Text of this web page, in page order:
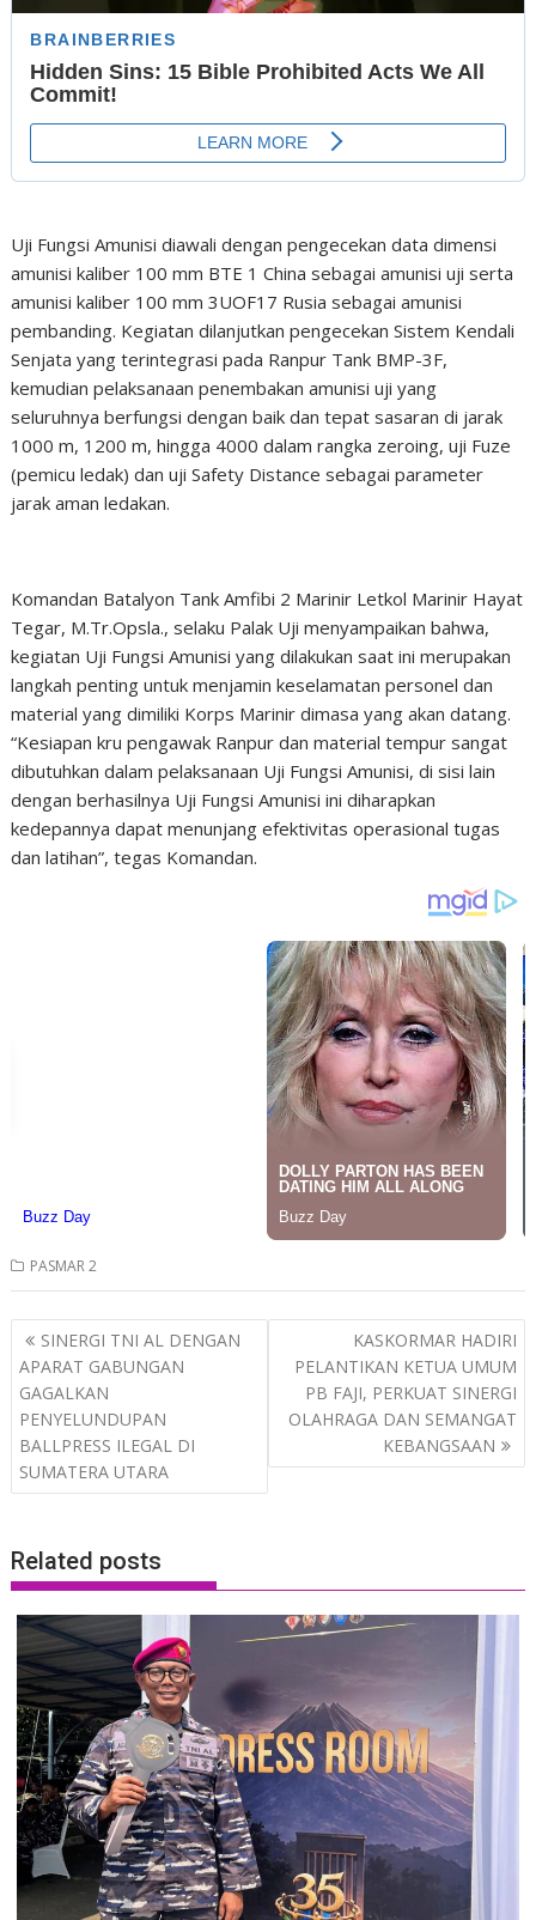
Uji Fungsi Amunisi diawali dengan pengecekan data dimensi
amunisi kaliber 100 mm BTE 1 China sebagai amunisi uji serta
amunisi kaliber 100 mm 3UOF17 Rusia sebagai amunisi
pembanding. Kegiatan dilanjutkan pengecekan Sistem Kendali
Senjata yang terintegrasi pada Ranpur Tank BMP-3F,
kemudian pelaksanaan penembakan amunisi uji yang
seluruhnya berfungsi dengan baik dan tepat sasaran di jarak
1000 m, 1200 m, hingga 4000 dalam rangka zeroing, uji Fuze
(pemicu ledak) dan uji Safety Distance sebagai parameter
jarak aman ledakan.
Komandan Batalyon Tank Amfibi 2 Marinir Letkol Marinir Hayat
Tegar, M.Tr.Opsla., selaku Palak Uji menyampaikan bahwa,
kegiatan Uji Fungsi Amunisi yang dilakukan saat ini merupakan
langkah penting untuk menjamin keselamatan personel dan
material yang dimiliki Korps Marinir dimasa yang akan datang.
“Kesiapan kru pengawak Ranpur dan material tempur sangat
dibutuhkan dalam pelaksanaan Uji Fungsi Amunisi, di sisi lain
dengan berhasilnya Uji Fungsi Amunisi ini diharapkan
kedepannya dapat menunjang efektivitas operasional tugas
dan latihan”, tegas Komandan.
PASMAR 2
Post
navigation
SINERGI TNI AL DENGAN
APARAT GABUNGAN
GAGALKAN
PENYELUNDUPAN
BALLPRESS ILEGAL DI
SUMATERA UTARA
KASKORMAR HADIRI
PELANTIKAN KETUA UMUM
PB FAJI, PERKUAT SINERGI
OLAHRAGA DAN SEMANGAT
KEBANGSAAN
Related posts